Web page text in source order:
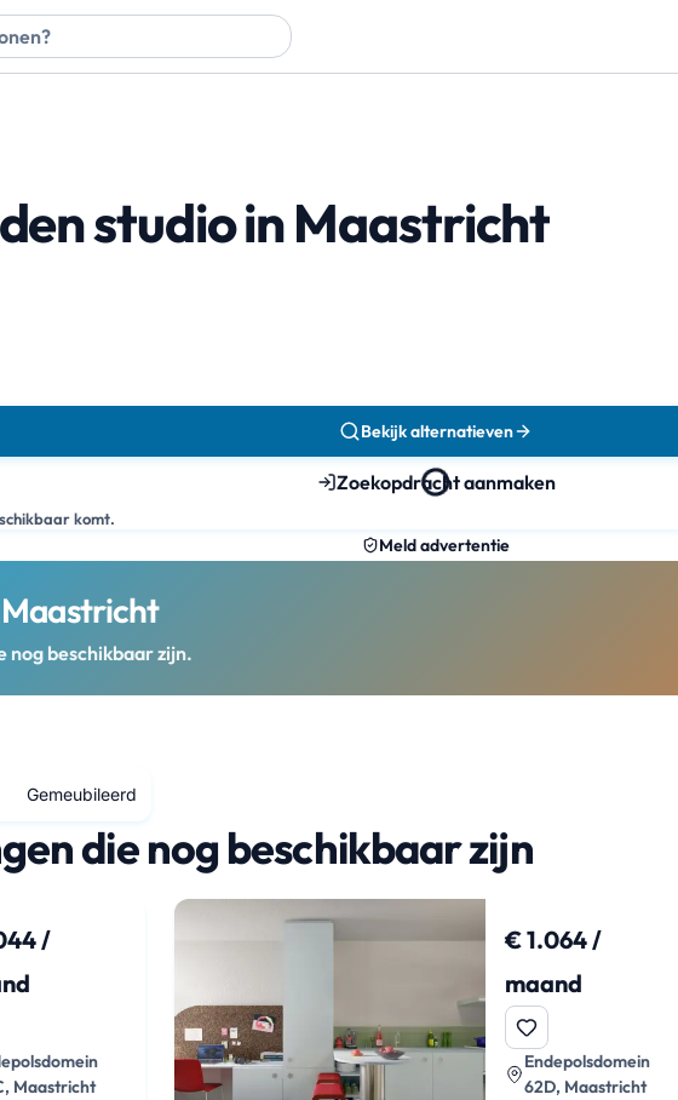
studio in Maastricht
Bekijk alternatieven
Zoekopdracht aanmaken
komt.
Meld advertentie
nog beschikbaar zijn.
Gemeubileerd
die nog beschikbaar zijn
/
Maastricht
€ 1.064 /
maand
Endepolsdomein
62D, Maastricht